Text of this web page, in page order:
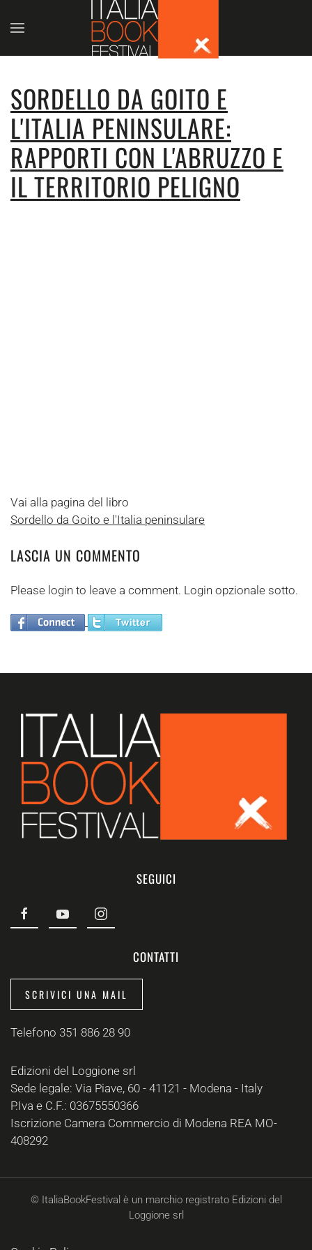
Skip to main content
SORDELLO DA GOITO E
L'ITALIA PENINSULARE:
RAPPORTI CON L'ABRUZZO E
IL TERRITORIO PELIGNO
Vai alla pagina del libro
Sordello da Goito e l'Italia peninsulare
LASCIA UN COMMENTO
Please login to leave a comment. Login opzionale sotto.
SEGUICI
CONTATTI
SCRIVICI UNA MAIL
Telefono 351 886 28 90
Edizioni del Loggione srl
Sede legale: Via Piave, 60 - 41121 - Modena - Italy
P.Iva e C.F.: 03675550366
Iscrizione Camera Commercio di Modena REA MO-
408292
© ItaliaBookFestival è un marchio registrato Edizioni del
Loggione srl